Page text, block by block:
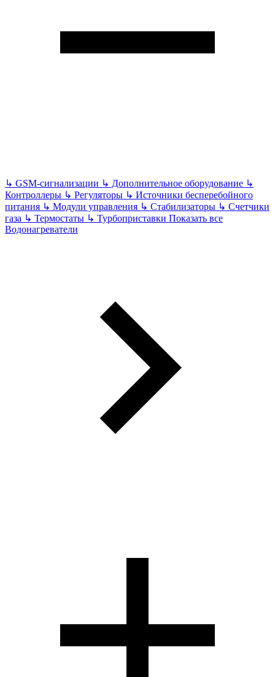
↳ GSM-сигнализации ↳ Дополнительное оборудование ↳
Контроллеры ↳ Регуляторы ↳ Источники бесперебойного
питания ↳ Модули управления ↳ Стабилизаторы ↳ Счетчики
газа ↳ Термостаты ↳ Турбоприставки Показать все
Водонагреватели